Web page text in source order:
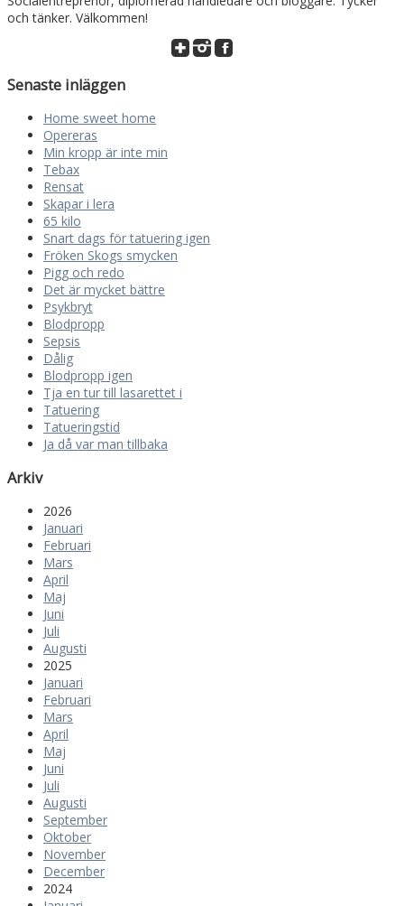
och tänker. Välkommen!
Senaste inläggen
Home sweet home
Opereras
Min kropp är inte min
Tebax
Rensat
Skapar i lera
65 kilo
Snart dags för tatuering igen
Fröken Skogs smycken
Pigg och redo
Det är mycket bättre
Psykbryt
Blodpropp
Sepsis
Dålig
Blodpropp igen
Tja en tur till lasarettet i
Tatuering
Tatueringstid
Ja då var man tillbaka
Arkiv
2026
Januari
Februari
Mars
April
Maj
Juni
Juli
Augusti
2025
Januari
Februari
Mars
April
Maj
Juni
Juli
Augusti
September
Oktober
November
December
2024